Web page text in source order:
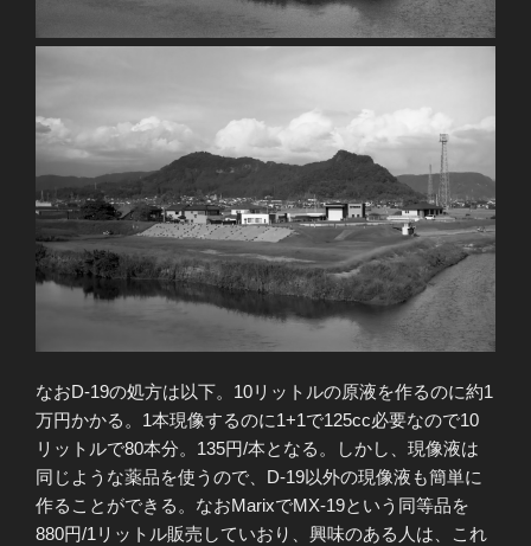
なおD-19の処方は以下。10リットルの原液を作るのに約1
万円かかる。1本現像するのに1+1で125cc必要なので10
リットルで80本分。135円/本となる。しかし、現像液は
同じような薬品を使うので、D-19以外の現像液も簡単に
作ることができる。なおMarixでMX-19という同等品を
880円/1リットル販売していおり、興味のある人は、これ